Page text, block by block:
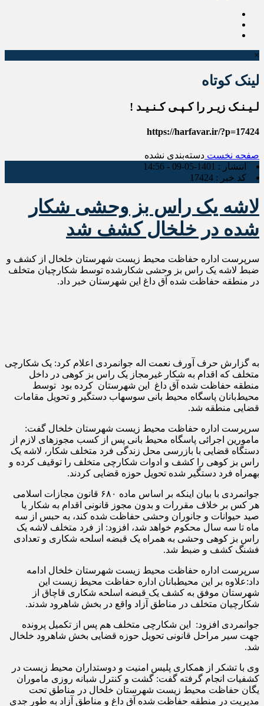
×
لینک کوتاه
لـیـنـک زیـر را کـپـی کـنـیـد !
https://harfavar.ir/?p=17424
صفحه نخست دسته‌بندی نشده
انتشار : 1401-05-09 - 14:56
کد خبر : 17424
لاشه یک راس بز وحشی شکار
شده در خلخال کشف شد
سرپرست اداره حفاظت محیط زیست شهرستان خلخال از کشف و
ضبط لاشه یک راس بز وحشی شکارشده توسط شکارچیان متخلف
در منطقه حفاظت شده آق داغ این شهرستان خبر داد.
به گزارش حرف آورف نعمت اله جوانمردی اعلام کرد: یک شکارچی
متخلف که اقدام به شکار غیرمجاز یک راس بز کوهی در داخل
منطقه حفاظت شده آق داغ این شهرستان کرده بود توسط
محیط‌بانان پاسگاه محیط بانی سوسهاب دستگیر و تحویل مقامات
قضایی منطقه شد.
سرپرست اداره حفاظت محیط زیست شهرستان خلخال گفت:
مامورین اجرائی پاسگاه محیط بانی پس از کسب مجوزهای لازم از
دستگاه قضایی با بازرسی محل زندگی فرد متخلف شکار، لاشه یک
راس بز کوهی را کشف و ادوات شکارچی متخلف را توقیف کرده و
بهمراه فرد دستگیر شده تحویل حوزه قضایی کردند.
جوانمردی با بیان اینکه بر اساس ماده ۶۸۰ قانون مجازات اسلامی
هر کس بر خلاف مقررات و بدون مجوز قانونی اقدام به شکار یا
صید حیوانات و جانوران وحشی حفاظت شده کند، به حبس از سه‌
ماه تا سه سال محکوم خواهد شد، افزود: از فرد متخلف لاشه یک
راس بز کوهی وحشی به همراه یک قبضه اسلحه شکاری و تعدادی
فشنگ کشف و ضبط شد.
سرپرست اداره حفاظت محیط زیست شهرستان خلخال ادامه
داد:علاوه بر این محیطبانان اداره حفاظت محیط زیست این
شهرستان موفق به کشف یک قبضه اسلحه شکاری قاچاق از
شکارچیان متخلف در مناطق آزاد واقع در بخش شاهرود شدند.
جوانمردی افزود: این شکارچی متخلف هم پس از تکمیل پرونده
جهت سیر مراحل قانونی تحویل حوزه قضایی بخش شاهرود خلخال
شد.
وی با تشکر از همکاری پلیس امنیت و دوستداران محیط زیست در
کشفیات انجام گرفته گفت: گشت و کنترل شبانه روزی ماموران
یگان حفاظت محیط زیست شهرستان خلخال در مناطق تحت
مدیریت در منطقه حفاظت شده آق داغ و مناطق آزاد به طور جدی